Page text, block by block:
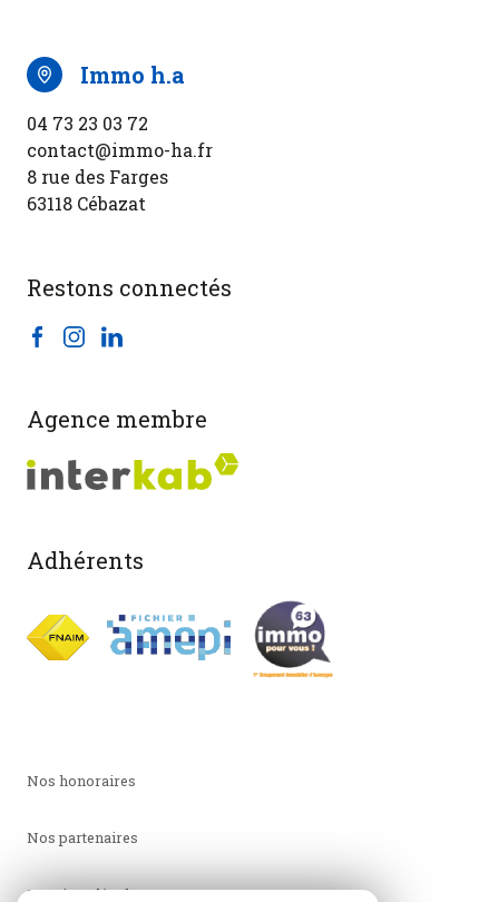
immo h.a
04 73 23 03 72
contact@immo-ha.fr
8 rue des Farges
63118 Cébazat
Restons connectés
Agence membre
Adhérents
Nos honoraires
Nos partenaires
Mentions légales